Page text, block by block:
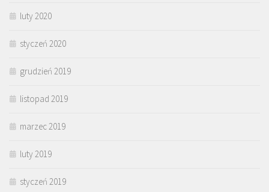
luty 2020
styczeń 2020
grudzień 2019
listopad 2019
marzec 2019
luty 2019
styczeń 2019